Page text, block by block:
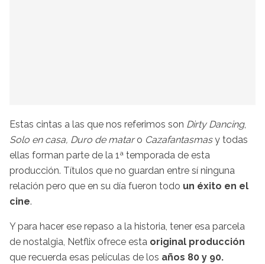
Estas cintas a las que nos referimos son Dirty Dancing,
Solo en casa, Duro de mataro Cazafantasmasy todas
ellas forman parte de la 1ª temporada de esta
producción. Títulos que no guardan entre sí ninguna
relación pero que en su día fueron todo un éxito en el
cine.
Y para hacer ese repaso a la historia, tener esa parcela
de nostalgia, Netflix ofrece esta original producción
que recuerda esas películas de los años 80 y 90.